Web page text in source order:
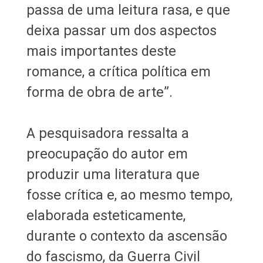
passa de uma leitura rasa, e que
deixa passar um dos aspectos
mais importantes deste
romance, a crítica política em
forma de obra de arte”.
A pesquisadora ressalta a
preocupação do autor em
produzir uma literatura que
fosse crítica e, ao mesmo tempo,
elaborada esteticamente,
durante o contexto da ascensão
do fascismo, da Guerra Civil